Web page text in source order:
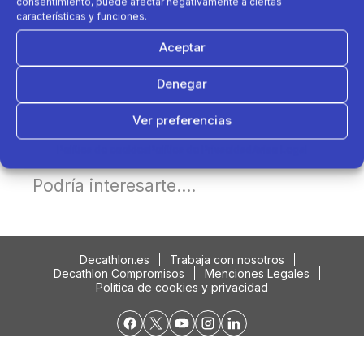
características y funciones.
Aceptar
Denegar
Ver preferencias
Podría interesarte....
Decathlon.es
Trabaja con nosotros
Decathlon Compromisos
Menciones Legales
Política de cookies y privacidad